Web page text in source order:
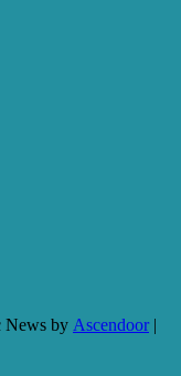
News by Ascendoor|